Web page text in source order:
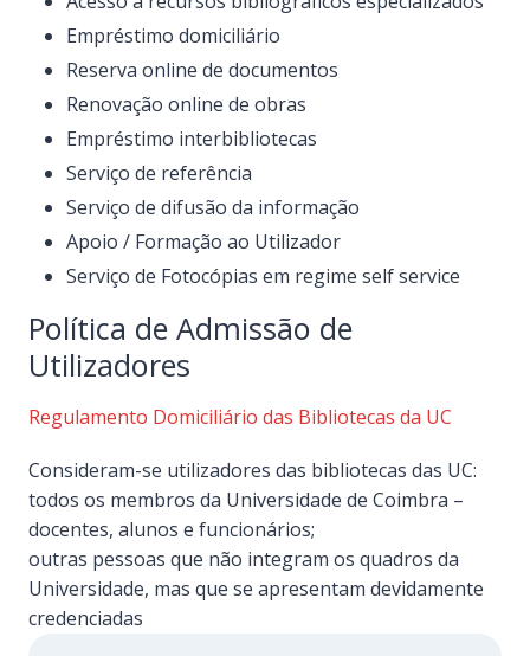
Empréstimo domiciliário
Reserva online de documentos
Renovação online de obras
Empréstimo interbibliotecas
Serviço de referência
Serviço de difusão da informação
Apoio / Formação ao Utilizador
Serviço de Fotocópias em regime self service
Política de Admissão de
Utilizadores
Regulamento Domiciliário das Bibliotecas da UC
Consideram-se utilizadores das bibliotecas das UC:
todos os membros da Universidade de Coimbra –
docentes, alunos e funcionários;
outras pessoas que não integram os quadros da
Universidade, mas que se apresentam devidamente
credenciadas